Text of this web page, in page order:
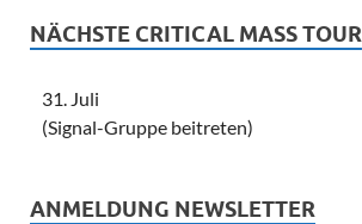
NÄCHSTE CRITICAL MASS TOUR
31. Juli
(Signal-Gruppe beitreten)
ANMELDUNG NEWSLETTER